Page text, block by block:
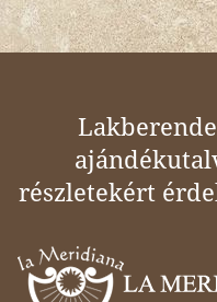
részletekért